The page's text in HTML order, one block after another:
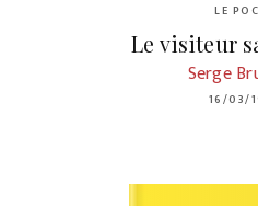
LE
Le visiteur
Serge
16/03/